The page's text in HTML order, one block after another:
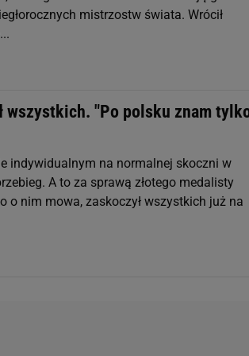
mistrzostw świata. Wrócił
wszystkich. "Po polsku znam
indywidualnym na normalnej skoczni w
A to za sprawą złotego medalisty
o nim mowa, zaskoczył wszystkich już na